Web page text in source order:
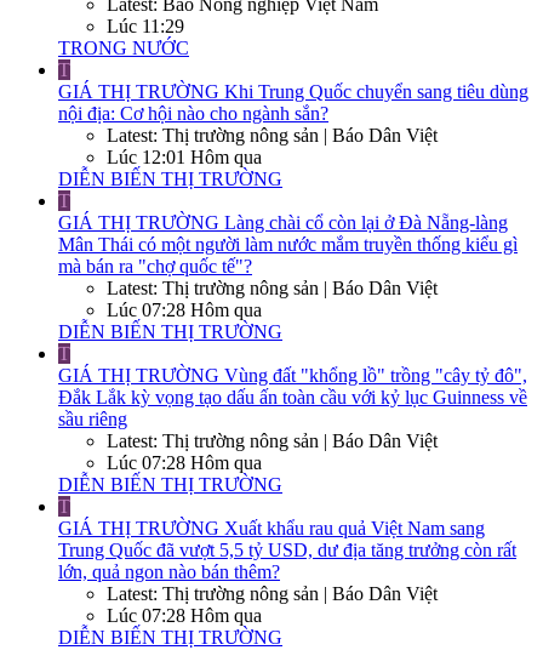
Latest: Báo Nông nghiệp Việt Nam
Lúc 11:29
TRONG NƯỚC
T
GIÁ THỊ TRƯỜNG Khi Trung Quốc chuyển sang tiêu dùng
nội địa: Cơ hội nào cho ngành sắn?
Latest: Thị trường nông sản | Báo Dân Việt
Lúc 12:01 Hôm qua
DIỄN BIẾN THỊ TRƯỜNG
T
GIÁ THỊ TRƯỜNG Làng chài cổ còn lại ở Đà Nẵng-làng
Mân Thái có một người làm nước mắm truyền thống kiểu gì
mà bán ra "chợ quốc tế"?
Latest: Thị trường nông sản | Báo Dân Việt
Lúc 07:28 Hôm qua
DIỄN BIẾN THỊ TRƯỜNG
T
GIÁ THỊ TRƯỜNG Vùng đất "khổng lồ" trồng "cây tỷ đô",
Đắk Lắk kỳ vọng tạo dấu ấn toàn cầu với kỷ lục Guinness về
sầu riêng
Latest: Thị trường nông sản | Báo Dân Việt
Lúc 07:28 Hôm qua
DIỄN BIẾN THỊ TRƯỜNG
T
GIÁ THỊ TRƯỜNG Xuất khẩu rau quả Việt Nam sang
Trung Quốc đã vượt 5,5 tỷ USD, dư địa tăng trưởng còn rất
lớn, quả ngon nào bán thêm?
Latest: Thị trường nông sản | Báo Dân Việt
Lúc 07:28 Hôm qua
DIỄN BIẾN THỊ TRƯỜNG